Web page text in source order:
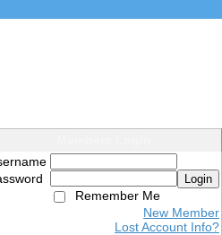
Login
Remember Me
New Member
Lost Account Info?